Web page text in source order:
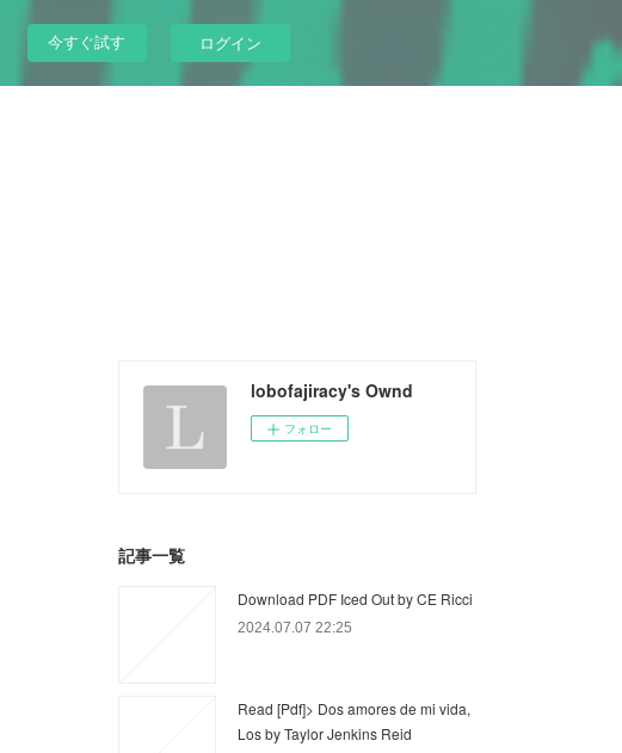
今すぐ試す ログイン
lobofajiracy's Ownd
フォロー
記事一覧
Download PDF Iced Out by CE Ricci
2024.07.07 22:25
Read [Pdf]> Dos amores de mi vida,
Los by Taylor Jenkins Reid